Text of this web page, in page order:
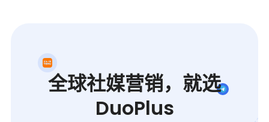
全球社媒营销，就选
DuoPlus